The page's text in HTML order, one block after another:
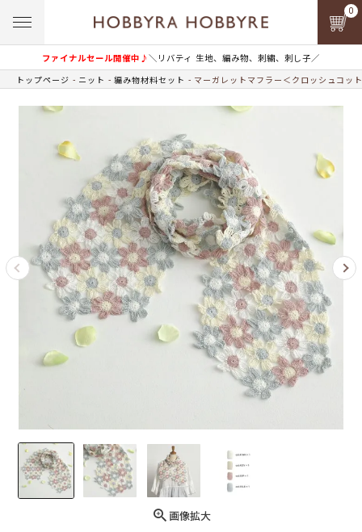
ファイナルセール開催中♪＼リバティ 生地、編み物、刺繍、刺し子／
0
トップページ ニット 編み物材料セット マーガレットマフラー＜クロッシュコッ
画像拡大